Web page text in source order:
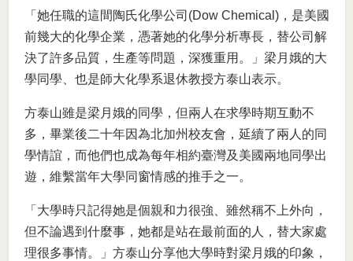
「她任職的這間陶氏化學公司(Dow Chemical)，是美國
前幾大的化學企業，憑著她的化學分析專長，替公司解
決了許多品質，生產等問題，深獲重用。」梁月娥的大
學同學、也是師大化學系退休教授方泰山表示。
方泰山雖是梁月娥的同學，但兩人在求學時期互動不
多，畢業後二十年因為北加州校友會，延續了兩人的同
學情誼，而他們也成為每年相約臺灣及美國兩地同學出
遊，維繫當年大學同窗情感的推手之一。
「大學時只記得她是個親和力很強、雖然稱不上外向，
但不論遇到什麼事，她都是站在最前面的人，替大家處
理很多事情。」方泰山分享他大學時對梁月娥的印象，